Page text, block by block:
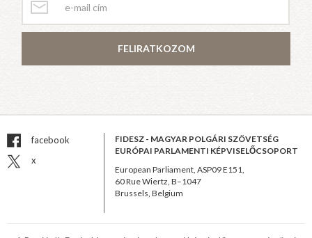
FELIRATKOZOM
facebook
x
FIDESZ - MAGYAR POLGÁRI SZÖVETSÉG
EURÓPAI PARLAMENTI KÉPVISELŐCSOPORT
European Parliament, ASP09 E151,
60 Rue Wiertz, B–1047
Brussels, Belgium